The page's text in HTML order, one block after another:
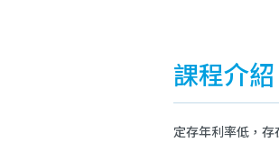
課程介紹
定存年利率低，